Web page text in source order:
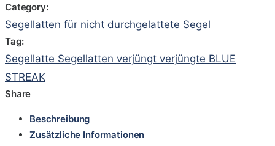
Category:
Segellatten für nicht durchgelattete Segel
Tag:
Segellatte Segellatten verjüngt verjüngte BLUE
STREAK
Share
Beschreibung
Zusätzliche Informationen